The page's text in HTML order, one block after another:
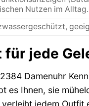
Nutzen im Alltag.
für jede
Damenuhr
es Ihnen, sie
jedem Outfit